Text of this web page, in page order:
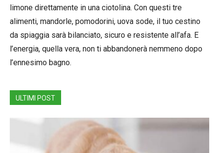
limone direttamente in una ciotolina. Con questi tre
alimenti, mandorle, pomodorini, uova sode, il tuo cestino
da spiaggia sarà bilanciato, sicuro e resistente all’afa. E
l’energia, quella vera, non ti abbandonerà nemmeno dopo
l’ennesimo bagno.
ULTIMI POST